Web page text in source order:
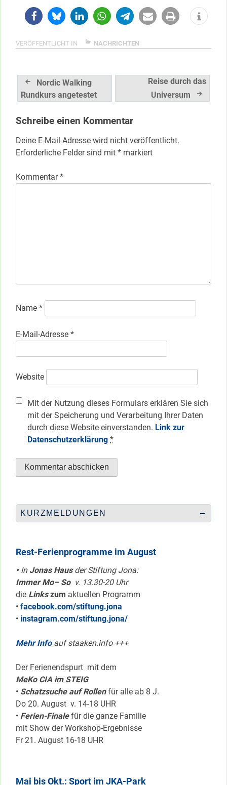
VERÖFFENTLICHT IN NACHRICHTEN
Beitragsnavigation
Nordic Walking
Rundkurs angetestet
Reise durch das
Universum
Schreibe einen Kommentar
Deine E-Mail-Adresse wird nicht veröffentlicht.
Erforderliche Felder sind mit * markiert
Kommentar*
Name *
E-Mail-Adresse *
Website
Mit der Nutzung dieses Formulars erklären Sie sich
mit der Speicherung und Verarbeitung Ihrer Daten
durch diese Website einverstanden. Link zur
Datenschutzerklärung *
KURZMELDUNGEN
Rest-Ferienprogramme im August
•InJonas Hausder Stiftung Jona:
Immer Mo– So v. 13.30-20 Uhr
die Linkszum aktuellen Programm
• facebook.com/stiftung.jona
• instagram.com/stiftung.jona/
Mehr Infoauf staaken.info +++
Der Ferienendspurt mit dem
MeKo CIA im STEIG
• Schatzsuche auf Rollenfür alle ab 8 J.
Do 20. August v. 14-18 UHR
• Ferien-Finalefür die ganze Familie
mit Show der Workshop-Ergebnisse
Fr 21. August 16-18 UHR
Mai bis Okt.: Sport im JKA-Park